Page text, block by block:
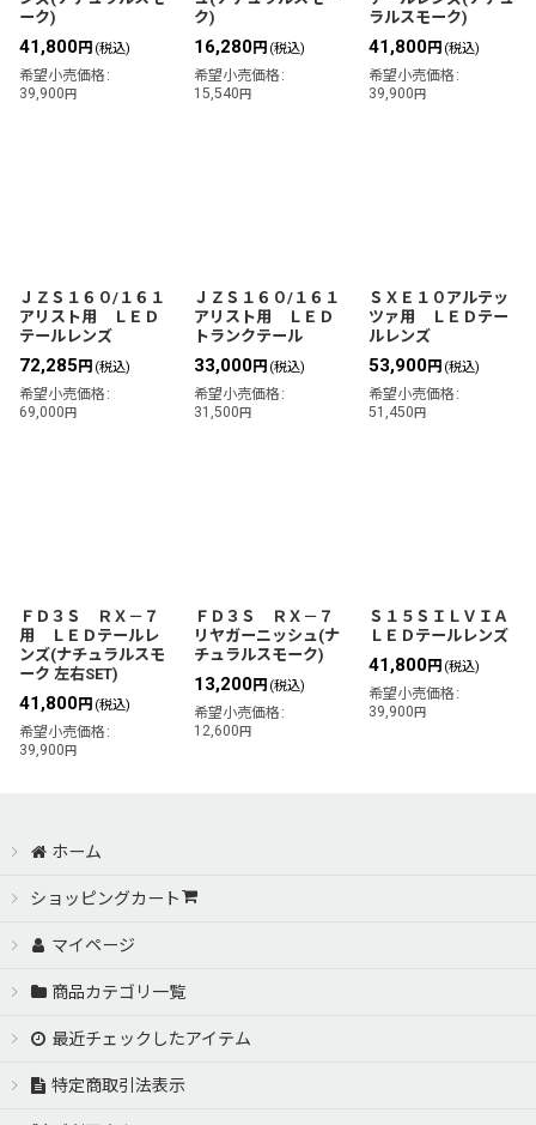
ーク)
41,800円 (税込)
希望小売価格 :
39,900円
ク)
16,280円 (税込)
希望小売価格 :
15,540円
ラルスモーク)
41,800円 (税込)
希望小売価格 :
39,900円
ＪＺＳ１６０/１６１
アリスト用 ＬＥＤ
テールレンズ
72,285 円 (税込)
希望小売価格 :
69,000円
ＪＺＳ１６０/１６１
アリスト用 ＬＥＤ
トランクテール
33,000円 (税込)
希望小売価格 :
31,500円
ＳＸＥ１０アルテッ
ツァ用 ＬＥＤテー
ルレンズ
53,900円 (税込)
希望小売価格 :
51,450円
ＦＤ３Ｓ ＲＸ－７
用 ＬＥＤテールレ
ンズ(ナチュラルスモ
ーク 左右SET)
41,800円 (税込)
希望小売価格 :
39,900円
ＦＤ３Ｓ ＲＸ－７
リヤガーニッシュ(ナ
チュラルスモーク)
13,200円 (税込)
希望小売価格 :
12,600円
Ｓ１５ＳＩＬＶＩＡ
ＬＥＤテールレンズ
41,800円 (税込)
希望小売価格 :
39,900円
ホーム
ショッピングカート
マイページ
商品カテゴリ一覧
最近チェックしたアイテム
特定商取引法表示